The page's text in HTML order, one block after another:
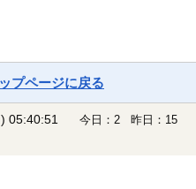
プページに戻る
05:40:51
今日：2 昨日：15